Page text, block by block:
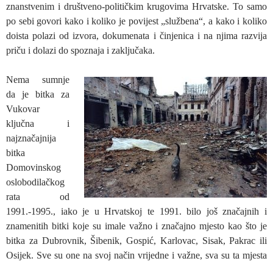
znanstvenim i društveno-političkim krugovima Hrvatske. To samo
po sebi govori kako i koliko je povijest „službena“, a kako i koliko
doista polazi od izvora, dokumenata i činjenica i na njima razvija
priču i dolazi do spoznaja i zaključaka.
Nema sumnje
da je bitka za
Vukovar
ključna i
najznačajnija
bitka
Domovinskog
oslobodilačkog
rata od
1991.-1995., iako je u Hrvatskoj te 1991. bilo još značajnih i
znamenitih bitki koje su imale važno i značajno mjesto kao što je
bitka za Dubrovnik, Šibenik, Gospić, Karlovac, Sisak, Pakrac ili
Osijek. Sve su one na svoj način vrijedne i važne, sva su ta mjesta